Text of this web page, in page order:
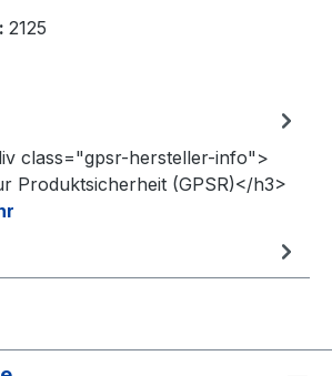
2125
class="gpsr-hersteller-info">
Produktsicherheit (GPSR)</h3>